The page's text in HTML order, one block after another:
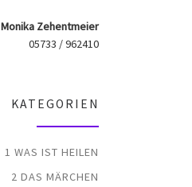
Monika Zehentmeier
05733 / 962410
KATEGORIEN
1 WAS IST HEILEN
2 DAS MÄRCHEN